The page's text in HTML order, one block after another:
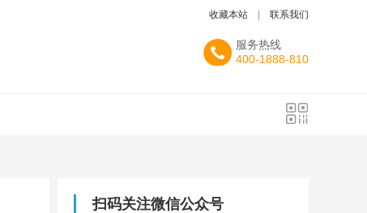
收藏本站 联系我们
服务热线
400-1888-810
扫码关注微信公众号